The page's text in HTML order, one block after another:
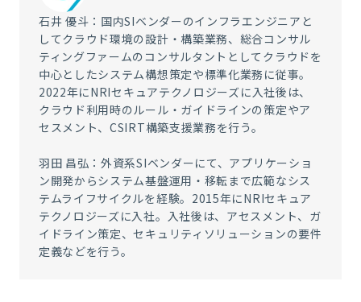
石井 優斗：国内SIベンダーのインフラエンジニアと
してクラウド環境の設計・構築業務、総合コンサル
ティングファームのコンサルタントとしてクラウドを
中心としたシステム構想策定や標準化業務に従事。
2022年にNRIセキュアテクノロジーズに入社後は、
クラウド利用時のルール・ガイドラインの策定やア
セスメント、CSIRT構築支援業務を行う。
羽田 昌弘：外資系SIベンダーにて、アプリケーショ
ン開発からシステム基盤運用・移転まで広範なシス
テムライフサイクルを経験。2015年にNRIセキュア
テクノロジーズに入社。入社後は、アセスメント、ガ
イドライン策定、セキュリティソリューションの要件
定義などを行う。